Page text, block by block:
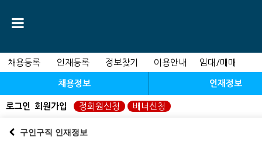
채용등록 인재등록 정보찾기 이용안내 임대/매매
채용정보 인재정보
로그인 회원가입 정회원신청 배너신청
구인구직 인재정보